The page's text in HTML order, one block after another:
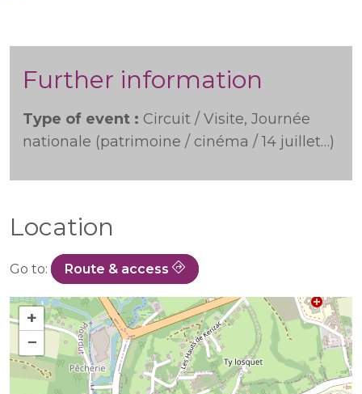
Further information
Type of event : Circuit / Visite, Journée
nationale (patrimoine / cinéma / 14 juillet…)
Location
Go to: Route & access
+
−